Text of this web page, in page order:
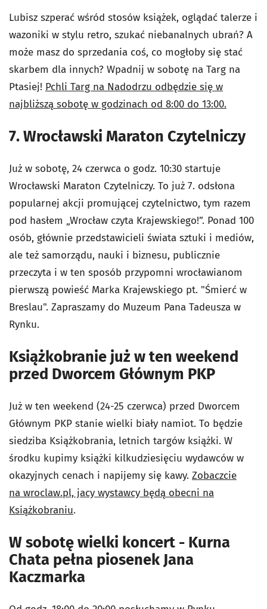
Lubisz szperać wśród stosów książek, oglądać talerze i
wazoniki w stylu retro, szukać niebanalnych ubrań? A
może masz do sprzedania coś, co mogłoby się stać
skarbem dla innych? Wpadnij w sobotę na Targ na
Ptasiej! Pchli Targ na Nadodrzu odbędzie się w
najbliższą sobotę w godzinach od 8:00 do 13:00.
7. Wrocławski Maraton Czytelniczy
Już w sobotę, 24 czerwca o godz. 10:30 startuje
Wrocławski Maraton Czytelniczy. To już 7. odsłona
popularnej akcji promującej czytelnictwo, tym razem
pod hasłem „Wrocław czyta Krajewskiego!”. Ponad 100
osób, głównie przedstawicieli świata sztuki i mediów,
ale też samorządu, nauki i biznesu, publicznie
przeczyta i w ten sposób przypomni wrocławianom
pierwszą powieść Marka Krajewskiego pt. "Śmierć w
Breslau". Zapraszamy do Muzeum Pana Tadeusza w
Rynku.
Książkobranie już w ten weekend
przed Dworcem Głównym PKP
Już w ten weekend (24-25 czerwca) przed Dworcem
Głównym PKP stanie wielki biały namiot. To będzie
siedziba Książkobrania, letnich targów książki. W
środku kupimy książki kilkudziesięciu wydawców w
okazyjnych cenach i napijemy się kawy. Zobaczcie
na wroclaw.pl, jacy wystawcy będą obecni na
Książkobraniu.
W sobotę wielki koncert - Kurna
Chata pełna piosenek Jana
Kaczmarka